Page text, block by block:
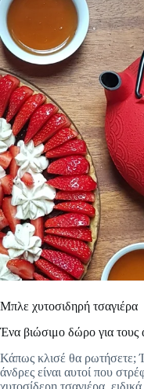
Μπλε χυτοσιδηρή τσαγιέρα
Ένα βιώσιμο δώρο για τους
Κάπως κλισέ θα ρωτήσετε;
άνδρες είναι αυτοί που
χυτοσίδερη τσαγιέρα,